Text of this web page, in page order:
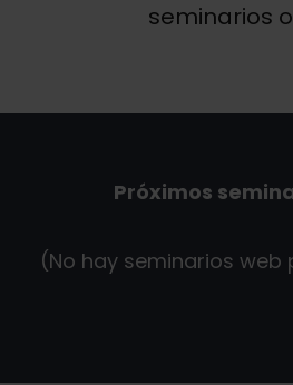
seminarios
Próximos
(No hay seminarios